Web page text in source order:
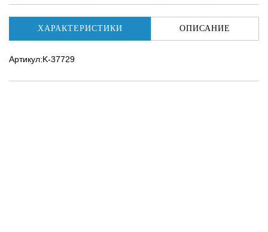
ХАРАКТЕРИСТИКИ ОПИСАНИЕ
Артикул:K-37729